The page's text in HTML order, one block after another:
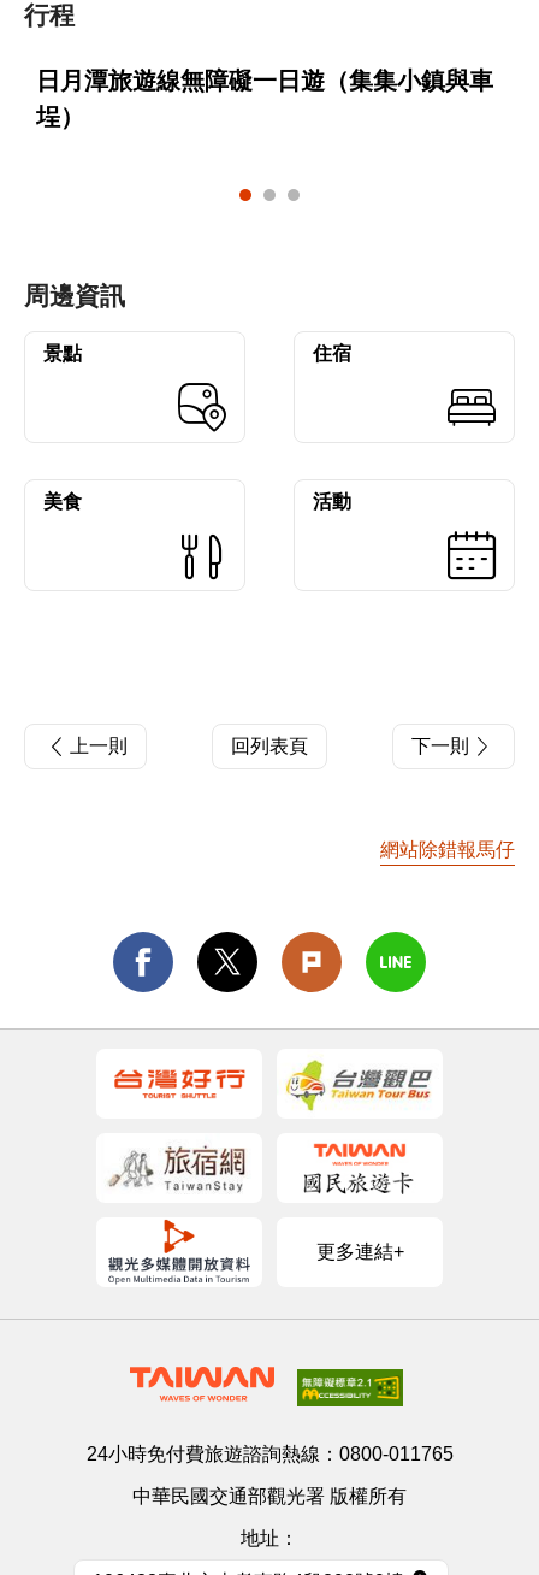
行程
日月潭旅遊線無障礙一日遊（集集小鎮與車
埕）
周邊資訊
景點 住宿
美食 活動
上一則 回列表頁 下一則
網站除錯報馬仔
更多連結+
24小時免付費旅遊諮詢熱線： 0800-011765
中華民國交通部觀光署 版權所有
地址：